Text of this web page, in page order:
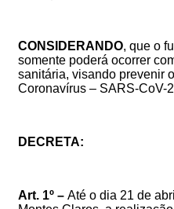
CONSIDERANDO, que o
somente poderá ocorrer
sanitária, visando prevenir
Coronavírus – SARS-CoV-
DECRETA:
Art. 1º – Até o dia 21 de